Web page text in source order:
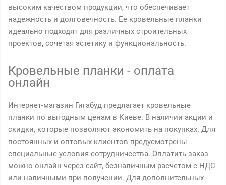
высоким качеством продукции, что обеспечивает
надежность и долговечность. Ее кровельные планки
идеально подходят для различных строительных
проектов, сочетая эстетику и функциональность.
Кровельные планки - оплата
онлайн
Интернет-магазин Гигабуд предлагает кровельные
планки по выгодным ценам в Киеве. В наличии акции и
скидки, которые позволяют экономить на покупках. Для
постоянных и оптовых клиентов предусмотрены
специальные условия сотрудничества. Оплатить заказ
можно онлайн через сайт, безналичным расчетом с НДС
или наличными при получении. Для дополнительных